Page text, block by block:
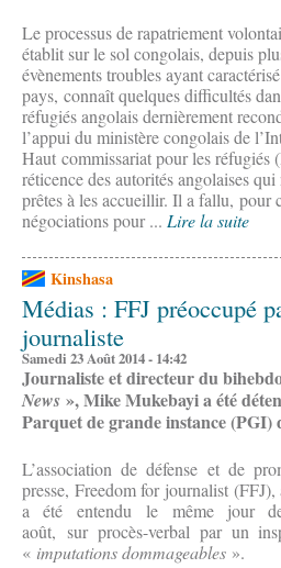
Le processus de rapatriement
établit sur le sol congolais, depuis
évènements troubles ayant
pays, connaît quelques difficultés
réfugiés angolais dernièrement
l’appui du ministère congolais de
Haut commissariat pour les réfugiés
réticence des autorités angolaises
prêtes à les accueillir. Il a fallu, pour
négociations pour ... Lire la suite
Kinshasa
Médias : FFJ préoccupé
journaliste
Samedi 23 Août 2014 - 14:42
Journaliste et directeur du
News », Mike Mukebayi a été
Parquet de grande instance (PGI)
L’association de défense et de
presse, Freedom for journalist
a été entendu le même jour
août, sur procès-verbal par un
« imputations dommageables ».